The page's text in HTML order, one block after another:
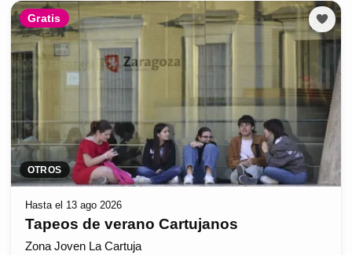
Gratis
OTROS
Hasta el 13 ago 2026
Tapeos de verano Cartujanos
Zona Joven La Cartuja